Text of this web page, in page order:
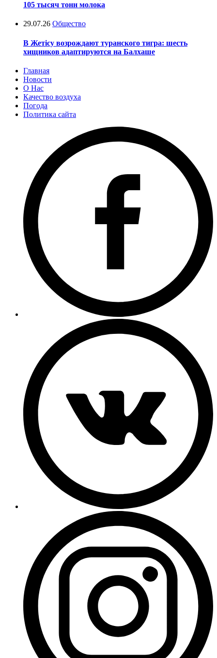
105 тысяч тонн молока
29.07.26 Общество
В Жетісу возрождают туранского тигра: шесть
хищников адаптируются на Балхаше
Главная
Новости
О Нас
Качество воздуха
Погода
Политика сайта